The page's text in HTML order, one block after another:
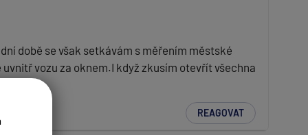
době se však setkávám s měřením městské
vozu za oknem.I když zkusím otevřít všechna
REAGOVAT